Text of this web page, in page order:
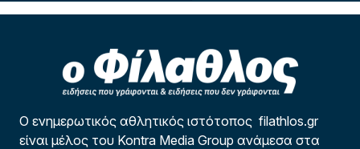
Ο ενημερωτικός αθλητικός ιστότοπος filathlos.gr
είναι μέλος του Kontra Media Group ανάμεσα στα